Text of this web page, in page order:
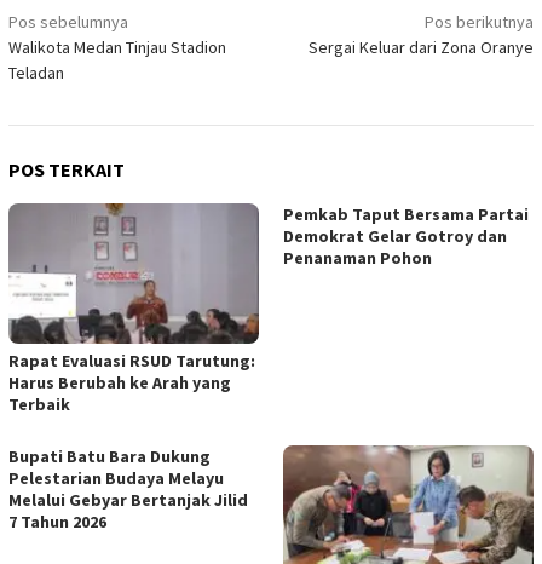
Navigasi
pos
Pos sebelumnya
Walikota Medan Tinjau Stadion
Teladan
Pos berikutnya
Sergai Keluar dari Zona Oranye
POS TERKAIT
Rapat Evaluasi RSUD Tarutung:
Harus Berubah ke Arah yang
Terbaik
Pemkab Taput Bersama Partai
Demokrat Gelar Gotroy dan
Penanaman Pohon
Bupati Batu Bara Dukung
Pelestarian Budaya Melayu
Melalui Gebyar Bertanjak Jilid
7 Tahun 2026